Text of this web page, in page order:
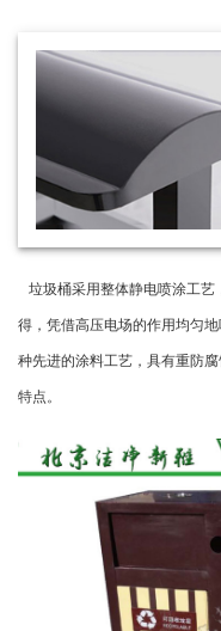
垃圾桶采用整体静电喷涂工艺
得，凭借高压电场的作用均匀
种先进的涂料工艺，具有重防
特点。